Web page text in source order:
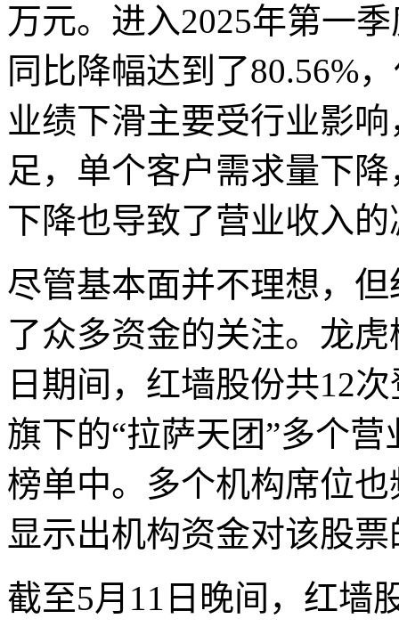
万元。进入2025年第一
同比降幅达到了80.56%
业绩下滑主要受行业影
足，单个客户需求量下
下降也导致了营业收入
尽管基本面并不理想，
了众多资金的关注。龙
日期间，红墙股份共12
旗下的“拉萨天团”多个
榜单中。多个机构席位
显示出机构资金对该股
截至5月11日晚间，红墙